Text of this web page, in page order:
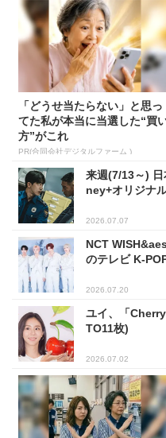
「どうせ当たらない」と思っ
てた私が本当に当選した“買
方”がこれ
PR(合同会社デジタルファーム )
来週(7/13～)
ney+オリジナ
2026.07.07
NCT
のテレビ K-
2026.07.20
ユイ、「
TO11枚)
2026.07.02